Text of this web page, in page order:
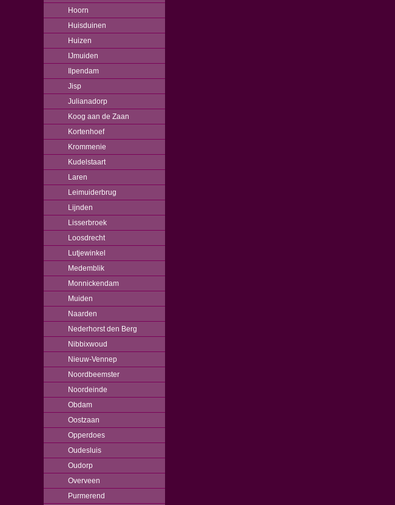
Hoorn
Huisduinen
Huizen
IJmuiden
Ilpendam
Jisp
Julianadorp
Koog aan de Zaan
Kortenhoef
Krommenie
Kudelstaart
Laren
Leimuiderbrug
Lijnden
Lisserbroek
Loosdrecht
Lutjewinkel
Medemblik
Monnickendam
Muiden
Naarden
Nederhorst den Berg
Nibbixwoud
Nieuw-Vennep
Noordbeemster
Noordeinde
Obdam
Oostzaan
Opperdoes
Oudesluis
Oudorp
Overveen
Purmerend